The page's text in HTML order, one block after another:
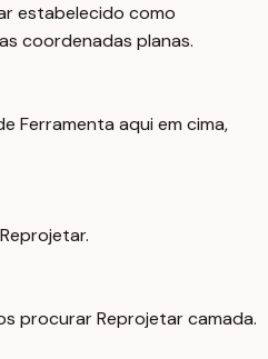
estabelecido como
coordenadas planas.
Ferramenta aqui em cima,
procurar Reprojetar camada.